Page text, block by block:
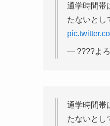
通学時間帯
たないとし
— ????よ
通学時間帯
たないとし